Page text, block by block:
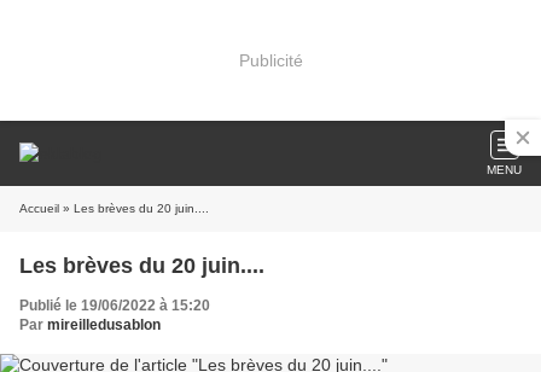
Publicité
MENU
Accueil » Les brèves du 20 juin....
Les brèves du 20 juin....
Publié le 19/06/2022 à 15:20
Par mireilledusablon